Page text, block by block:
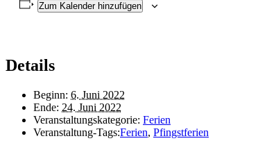
Zum Kalender hinzufügen
Details
Beginn: 6. Juni 2022
Ende: 24. Juni 2022
Veranstaltungskategorie: Ferien
Veranstaltung-Tags:Ferien, Pfingstferien